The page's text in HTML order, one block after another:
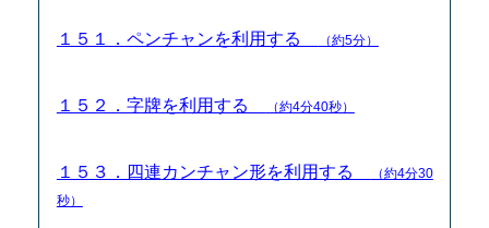
１５１．ペンチャンを利用する （約5分）
１５２．字牌を利用する （約4分40秒）
１５３．四連カンチャン形を利用する
（約4分30
秒）